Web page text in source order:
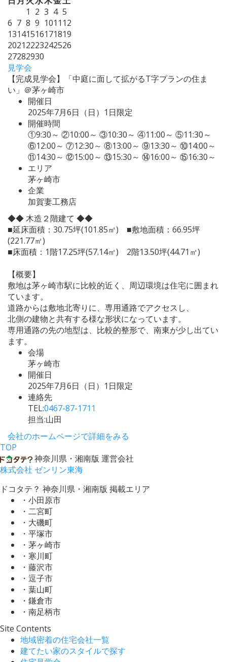
1 2 3 4 5
6 7 8 9 1011 12
13141516171819
20212223242526
27282930
見学会
【完成見学会】「中庭に面して拡がるT字プランの住ま
い」＠茅ヶ崎市
開催日
2025年7月6日（日）1日限定
開催時間
①9:30～ ②10:00～ ③10:30～ ④11:00～ ⑤11:30～
⑥12:00～ ⑦12:30～ ⑧13:00～ ⑨13:30～ ⑩14:00～
⑪14:30～ ⑫15:00～ ⑬15:30～ ⑭16:00～ ⑮16:30～
エリア
茅ヶ崎市
企業
加賀妻工務店
◆◆ 木造２階建て ◆◆
■延床面積：30.75坪(101.85㎡) ■敷地面積：66.95坪
(221.77㎡)
■床面積：1階17.25坪(57.14㎡) 2階13.50坪(44.71㎡)
【概要】
敷地は茅ヶ崎市駅に比較的近く、周辺環境は住宅に囲まれ
ています。
道路からは敷地北寄りに、専用通路でアクセスし、
北側の建物と共有する様な形状になっています。
専用通路の先の地型は、比較的整形で、南東が少し出てい
ます。
会場
茅ヶ崎市
開催日
2025年7月6日（日）1日限定
連絡先
TEL:0467-87-1711
担当:山田
会社のホームページで詳細をみる
TOP
神奈川県・湘南版 運営会社
株式会社 ゼンリン東海
ドコタテ？ 神奈川県・湘南版 掲載エリア
・小田原市
・二宮町
・大磯町
・平塚市
・茅ヶ崎市
・寒川町
・藤沢市
・逗子市
・葉山町
・鎌倉市
・南足柄市
Site Contents
地域密着の住宅会社一覧
建てたい家のスタイルで探す